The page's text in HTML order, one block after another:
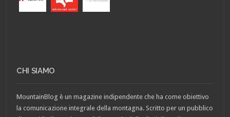
CHI SIAMO
MountainBlog è un magazine indipendente che ha come obiettivo
la comunicazione integrale della montagna. Scritto per un pubblico